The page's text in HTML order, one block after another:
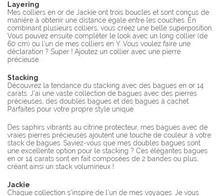
Layering
Mes colliers en or de Jackie ont trois boucles et sont conçus de
manière à obtenir une distance égale entre les couches. En
combinant plusieurs colliers, vous créez une belle superposition.
Vous pouvez ensuite compléter le look avec un long collier (de
60 cm) ou l'un de mes colliers en Y. Vous voulez faire une
déclaration ? Super ! Ajoutez un collier avec une pierre
précieuse.
Stacking
Découvrez la tendance du stacking avec des bagues en or 14
carats. J'ai une vaste collection de bagues avec des pierres
précieuses, des doubles bagues et des bagues à cachet.
Parfaites pour votre propre style unique.
Des saphirs vibrants au citrine protecteur, mes bagues avec de
vraies pierres précieuses ajoutent une touche de couleur à votre
stack de bagues. Saviez-vous que mes doubles bagues sont
une excellente option pour le stacking ? Ces élégantes bagues
en or 14 carats sont en fait composées de 2 bandes ou plus,
créant ainsi un stack volumineux !
Jackie
Chaque collection s'inspire de l'un de mes voyages. Je vous